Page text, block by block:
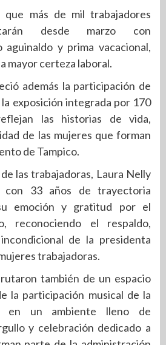
que más de mil trabajadores
desde marzo con
aguinaldo y prima vacacional,
mayor certeza laboral.
además la participación de
exposición integrada por 170
las historias de vida,
de las mujeres que forman
de Tampico.
las trabajadoras, Laura Nelly
con 33 años de trayectoria
emoción y gratitud por el
reconociendo el respaldo,
de la presidenta
trabajadoras.
también de un espacio
la participación musical de la
en un ambiente lleno de
y celebración dedicado a